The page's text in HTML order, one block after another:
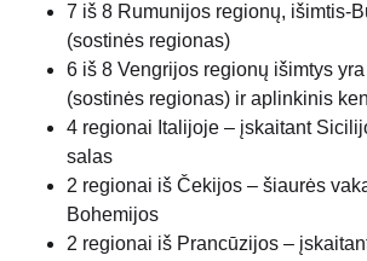
7 iš 8 Rumunijos regionų, išimtis-
(sostinės regionas)
6 iš 8 Vengrijos regionų išimtys
(sostinės regionas) ir aplinkinis
4 regionai Italijoje – įskaitant
salas
2 regionai iš Čekijos – šiaurės
Bohemijos
2 regionai iš Prancūzijos –